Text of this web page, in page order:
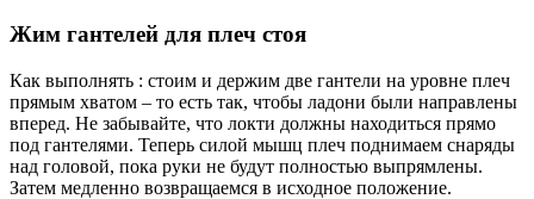
Жим гантелей для плеч стоя
Как выполнять : стоим и держим две гантели на уровне плеч
прямым хватом – то есть так, чтобы ладони были направлены
вперед. Не забывайте, что локти должны находиться прямо
под гантелями. Теперь силой мышц плеч поднимаем снаряды
над головой, пока руки не будут полностью выпрямлены.
Затем медленно возвращаемся в исходное положение.